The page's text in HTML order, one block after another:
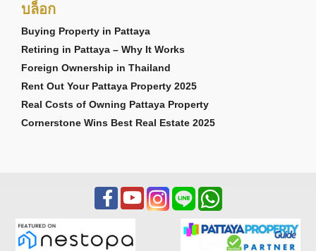
บล็อก
Buying Property in Pattaya
Retiring in Pattaya – Why It Works
Foreign Ownership in Thailand
Rent Out Your Pattaya Property 2025
Real Costs of Owning Pattaya Property
Cornerstone Wins Best Real Estate 2025